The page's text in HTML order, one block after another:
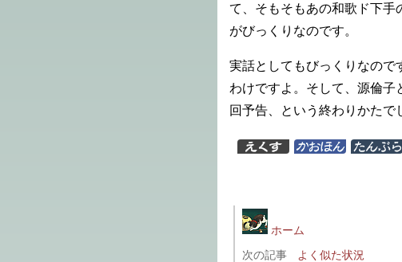
て、そもそもあの和歌ド下手
がびっくりなのです。
実話としてもびっくりなので
わけですよ。そして、源倫
回予告、という終わりかたで
ホーム
次の記事
よく似た状況